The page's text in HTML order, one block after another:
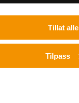
Tillat alle
Tilpass